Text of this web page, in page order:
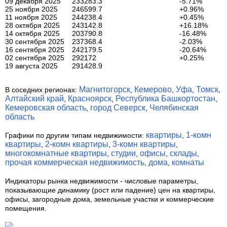
25 ноября 2025
246599.7
+0.96%
11 ноября 2025
244238.4
+0.45%
28 октября 2025
243142.8
+16.18%
14 октября 2025
203790.8
-16.48%
30 сентября 2025
237368.4
-2.03%
16 сентября 2025
242179.5
-20.64%
02 сентября 2025
292172
+0.25%
19 августа 2025
291428.9
В соседних регионах: Магнитогорск Кемерово Уфа Томск
Алтайский край Красноярск Республика Башкортостан
Кемеровская область город Северск Челябинская
область
Графики по другим типам недвижимости: квартиры 1-комн
квартиры 2-комн квартиры 3-комн квартиры
многокомнатные квартиры студии офисы склады
прочая коммерческая недвижимость дома комнаты
Индикаторы рынка недвижимости - числовые параметры,
показывающие динамику (рост или падение) цен на квартиры,
офисы, загородные дома, земельные участки и коммерческие
помещения.